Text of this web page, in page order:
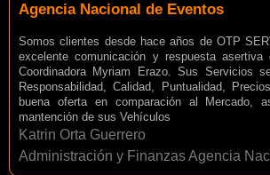
Agencia Nacional de Eventos
Somos clientes desde hace años de OTP
excelente comunicación y respuesta
Coordinadora Myriam Erazo. Sus Servicios
Responsabilidad, Calidad, Puntualidad,
buena oferta en comparación al Mercado,
mantención de sus Vehículos
Katrin Orta Guerrero
Administración y Finanzas Agencia